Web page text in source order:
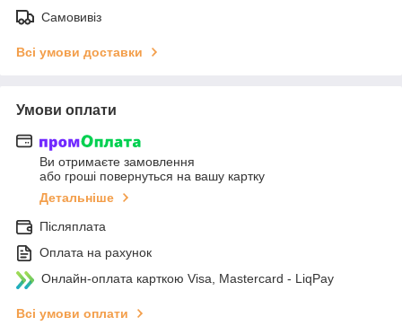
Самовивіз
Всі умови доставки
Умови оплати
Ви отримаєте замовлення
або гроші повернуться на вашу картку
Детальніше
Післяплата
Оплата на рахунок
Онлайн-оплата карткою Visa, Mastercard - LiqPay
Всі умови оплати